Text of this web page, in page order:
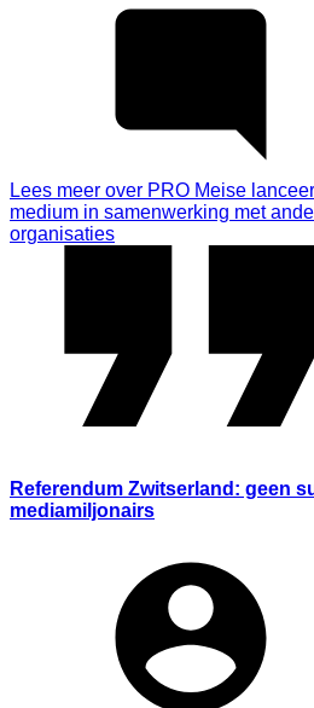
Lees meer over PRO Meise
medium in samenwerking met
organisaties
Referendum Zwitserland: geen
mediamiljonairs